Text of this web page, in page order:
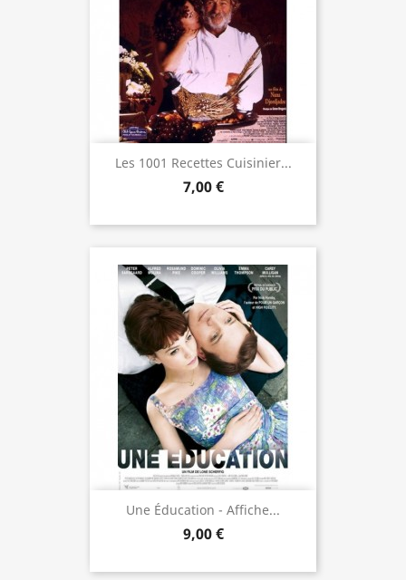
Les 1001 Recettes Cuisinier...
7,00 €
Une Éducation - Affiche...
9,00 €